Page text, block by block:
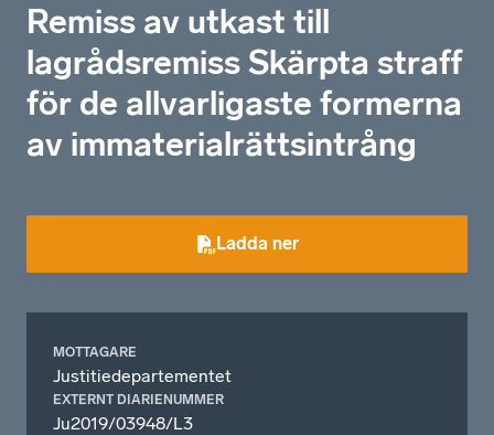
Remiss av utkast till
lagrådsremiss Skärpta straff
för de allvarligaste formerna
av immaterialrättsintrång
Ladda ner
MOTTAGARE
Justitiedepartementet
EXTERNT DIARIENUMMER
Ju2019/03948/L3